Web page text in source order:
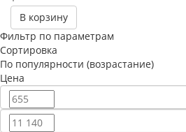
В корзину
Фильтр по параметрам
Сортировка
По популярности (возрастание)
Цена